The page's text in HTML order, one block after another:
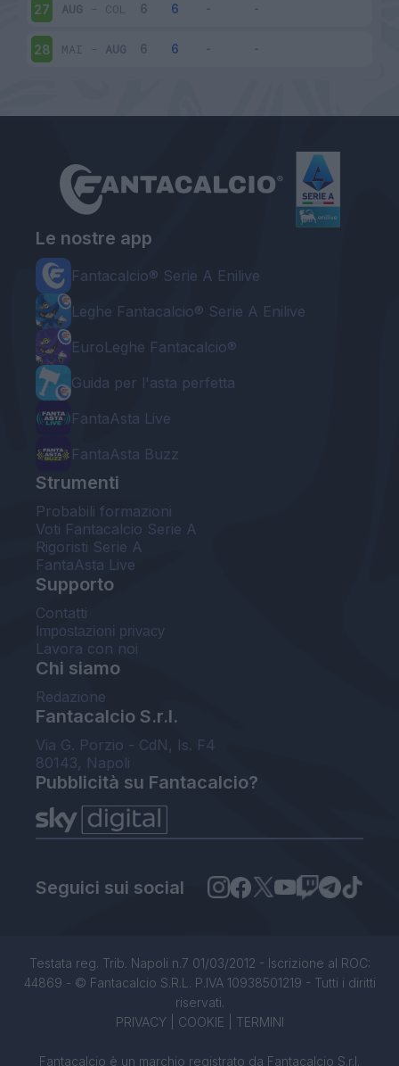
27 AUG - COL
28 MAI - AUG
Le nostre app
Fantacalcio® Serie A Enilive
Leghe Fantacalcio® Serie A Enilive
EuroLeghe Fantacalcio®
Guida per l'asta perfetta
FantaAsta Live
FantaAsta Buzz
Strumenti
Probabili formazioni
Voti Fantacalcio Serie A
Rigoristi Serie A
FantaAsta Live
Supporto
Contatti
Impostazioni privacy
Lavora con noi
Chi siamo
Redazione
Fantacalcio S.r.l.
Via G. Porzio - CdN, Is. F4
80143, Napoli
Pubblicità su Fantacalcio?
Seguici sui social
Testata reg. Trib. Napoli n.7 01/03/2012 - Iscrizione al ROC:
44869 - © Fantacalcio S.R.L. P.IVA 10938501219 - Tutti i diritti
riservati.
PRIVACY| COOKIE TERMINI
Fantacalcio è un marchio registrato da Fantacalcio S.r.l.